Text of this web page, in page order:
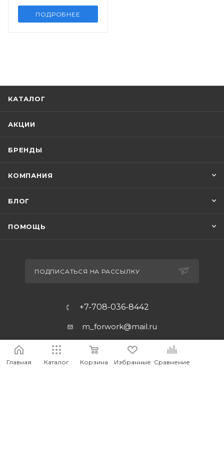
ПОДРОБНЕЕ
КАТАЛОГ
АКЦИИ
БРЕНДЫ
КОМПАНИЯ
БЛОГ
ПОМОЩЬ
ПОДПИСАТЬСЯ НА РАССЫЛКУ
+7-708-036-8442
m_forwork@mail.ru
г.Костанай, пр. Аль-Фараби 65
Главная Каталог Корзина Избранные Сравнение